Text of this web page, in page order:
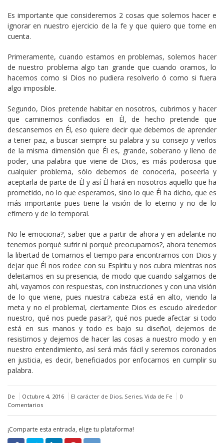
Es importante que consideremos 2 cosas que solemos hacer e
ignorar en nuestro ejercicio de la fe y que quiero que tome en
cuenta.
Primeramente, cuando estamos en problemas, solemos hacer
de nuestro problema algo tan grande que cuando oramos, lo
hacemos como si Dios no pudiera resolverlo ó como si fuera
algo imposible.
Segundo, Dios pretende habitar en nosotros, cubrirnos y hacer
que caminemos confiados en Él, de hecho pretende que
descansemos en Él, eso quiere decir que debemos de aprender
a tener paz, a buscar siempre su palabra y su consejo y verlos
de la misma dimensión que Él es, grande, soberano y lleno de
poder, una palabra que viene de Dios, es más poderosa que
cualquier problema, sólo debemos de conocerla, poseerla y
aceptarla de parte de Él y así Él hará en nosotros aquello que ha
prometido, no lo que esperamos, sino lo que Él ha dicho, que es
más importante pues tiene la visión de lo eterno y no de lo
efímero y de lo temporal.
No le emociona?, saber que a partir de ahora y en adelante no
tenemos porqué sufrir ni porqué preocuparnos?, ahora tenemos
la libertad de tomarnos el tiempo para encontrarnos con Dios y
dejar que Él nos rodee con su Espíritu y nos cubra mientras nos
deleitamos en su presencia, de modo que cuando salgamos de
ahí, vayamos con respuestas, con instrucciones y con una visión
de lo que viene, pues nuestra cabeza está en alto, viendo la
meta y no el problema!, ciertamente Dios es escudo alrededor
nuestro, qué nos puede pasar?, qué nos puede afectar si todo
está en sus manos y todo es bajo su diseño!, dejemos de
resistirnos y dejemos de hacer las cosas a nuestro modo y en
nuestro entendimiento, así será más fácil y seremos coronados
en justicia, es decir, beneficiados por enfocarnos en cumplir su
palabra.
De Octubre 4, 2016 El carácter de Dios, Series, Vida de Fe
0
Comentarios
¡Comparte esta entrada, elige tu plataforma!